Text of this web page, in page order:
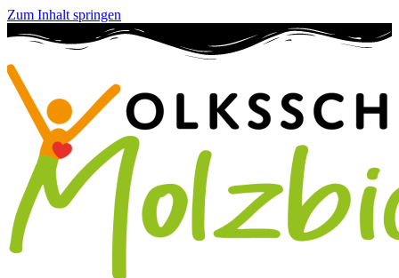
Zum Inhalt springen